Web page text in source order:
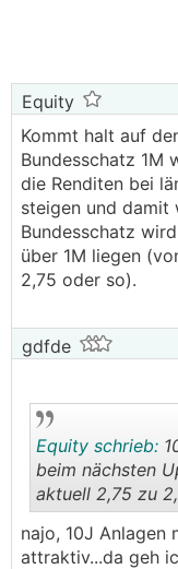
Equity
Kommt halt auf
Bundesschatz 1M
die Renditen bei
steigen und damit
Bundesschatz
über 1M liegen
2,75 oder so).
gdfde
Equity schrieb:
beim nächsten
aktuell 2,75 zu
najo, 10J Anlagen
attraktiv...da geh